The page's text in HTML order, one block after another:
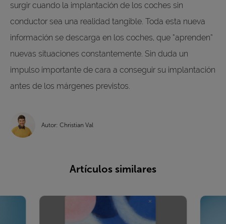
surgir cuando la implantación de los coches sin
conductor sea una realidad tangible. Toda esta nueva
información se descarga en los coches, que “aprenden”
nuevas situaciones constantemente. Sin duda un
impulso importante de cara a conseguir su implantación
antes de los márgenes previstos.
Autor: Christian Val
Artículos similares